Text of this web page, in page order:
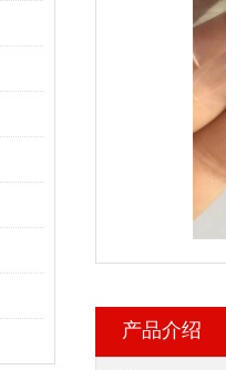
产品介绍